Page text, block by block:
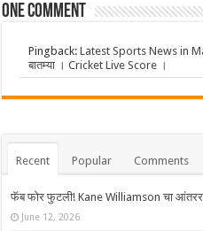
One comment
Pingback:Latest Sports News in
बातम्या । Cricket Live Score ।
Recent Popular Comments
फॅब फोर फुटली! Kane Williamson चा
June 12, 2026